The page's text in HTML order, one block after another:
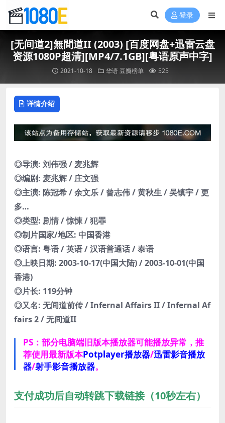
登录
[无间道2]無間道II (2003) [百度网盘+迅雷云盘
资源1080P超清][MP4/7.1GB][粤语原声中字]
2021-10-18 华语豆瓣榜单 525
详情介绍
◎导演: 刘伟强 / 麦兆辉
◎编剧: 麦兆辉 / 庄文强
◎主演: 陈冠希 / 余文乐 / 曾志伟 / 黄秋生 / 吴镇宇 / 更
多…
◎类型: 剧情 / 惊悚 / 犯罪
◎制片国家/地区: 中国香港
◎语言: 粤语 / 英语 / 汉语普通话 / 泰语
◎上映日期: 2003-10-17(中国大陆) / 2003-10-01(中国
香港)
◎片长: 119分钟
◎又名: 无间道前传 / Infernal Affairs II / Infernal Af
fairs 2 / 无间道II
PS：部分电脑端旧版本播放器可能播放异常，推
荐使用最新版本Potplayer播放器/迅雷影音播放
器/射手影音播放器。
支付成功后自动转跳下载链接（10秒左右）